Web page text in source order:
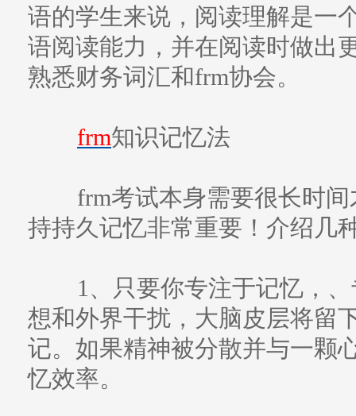
语的学生来说，阅读理解是一
语阅读能力，并在阅读时做出
熟悉财务词汇和frm协会。
frm知识记忆法
frm考试本身需要很长时间
持持久记忆非常重要！介绍几
1、只要你专注于记忆，
想和外界干扰，大脑皮层将留
记。如果精神被分散并与一颗
忆效率。